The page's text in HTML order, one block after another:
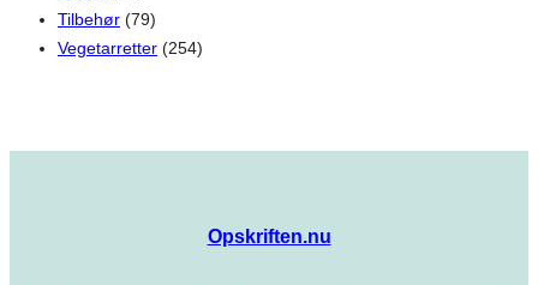
Tilbehør (79)
Vegetarretter (254)
Opskriften.nu